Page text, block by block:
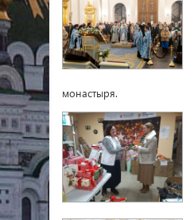
монастыря.